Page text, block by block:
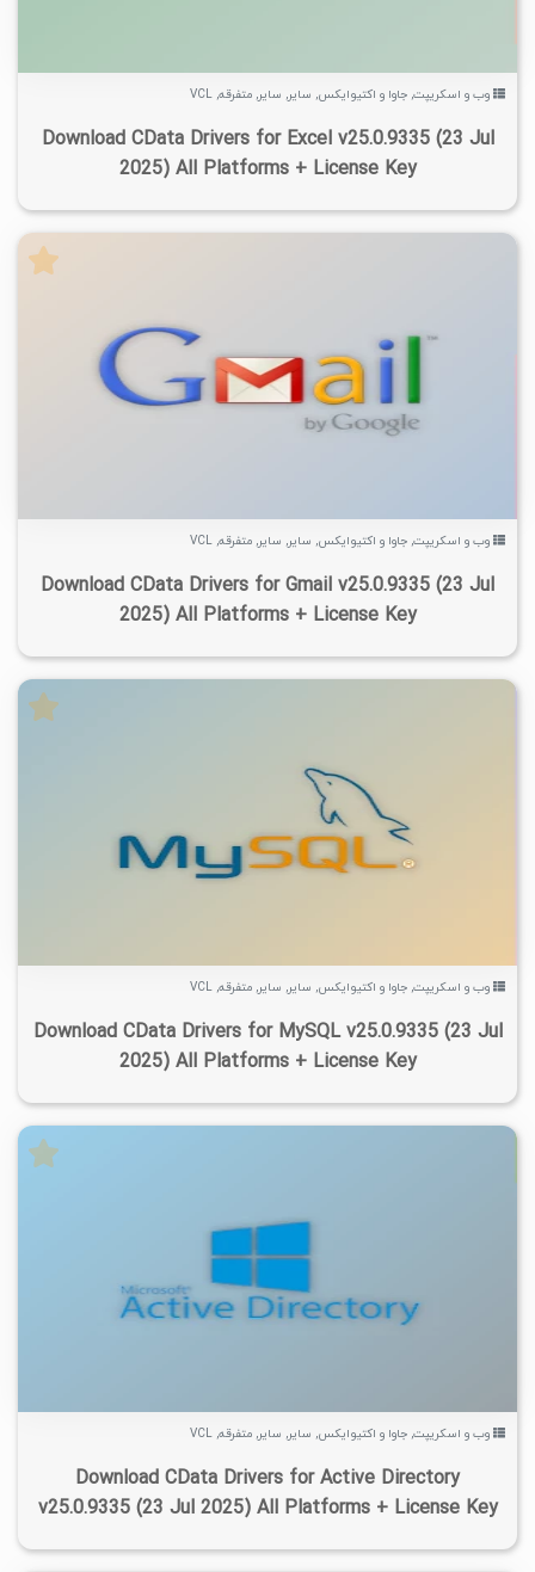
وب و اسکریپت, جاوا و اکتیوایکس, سایر, سایر, متفرقه,
VCL
Download CData Drivers for Excel v25.0.9335 (23 Jul
2025) All Platforms + License Key
۳/۴۸K ۹/۷۴K ۱۴۰۴/۰۶/۱۳ ۱
وب و اسکریپت, جاوا و اکتیوایکس, سایر, سایر, متفرقه,
VCL
Download CData Drivers for Gmail v25.0.9335 (23 Jul
2025) All Platforms + License Key
۹/۲K ۱۴۰۴/۰۷/۰۷ ۵
وب و اسکریپت, جاوا و اکتیوایکس, سایر, سایر, متفرقه,
VCL
Download CData Drivers for MySQL v25.0.9335 (23 Jul
2025) All Platforms + License Key
۸/۱۵K ۱۴۰۴/۰۵/۱۳ ۴
وب و اسکریپت, جاوا و اکتیوایکس, سایر, سایر, متفرقه,
VCL
Download CData Drivers for Active Directory
v25.0.9335 (23 Jul 2025) All Platforms + License Key